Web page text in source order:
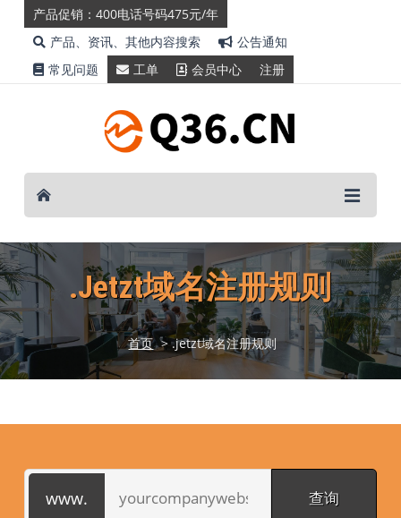
产品促销：400电话号码475元/年
产品、资讯、其他内容搜索
公告通知
常见问题
工单 会员中心 注册
.jetzt域名注册规则
首页 > .jetzt域名注册规则